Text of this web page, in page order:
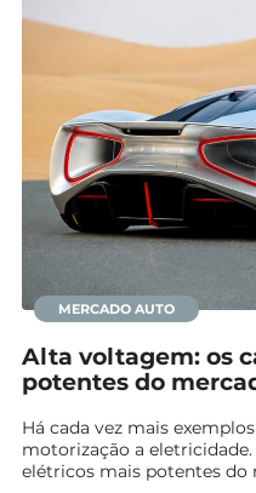
MERCADO AUTO
Alta voltagem: os
potentes do
Há cada vez mais
motorização a
elétricos mais potentes do